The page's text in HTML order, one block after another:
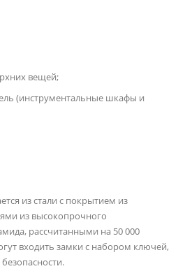
вещей;
(инструментальные шкафы и
из стали с покрытием из
из высокопрочного
рассчитанными на 50 000
входить замки с набором ключей,